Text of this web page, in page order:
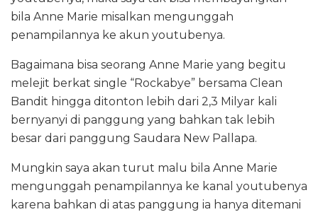
bila Anne Marie misalkan mengunggah
penampilannya ke akun youtubenya.
Bagaimana bisa seorang Anne Marie yang begitu
melejit berkat single “Rockabye” bersama Clean
Bandit hingga ditonton lebih dari 2,3 Milyar kali
bernyanyi di panggung yang bahkan tak lebih
besar dari panggung Saudara New Pallapa.
Mungkin saya akan turut malu bila Anne Marie
mengunggah penampilannya ke kanal youtubenya
karena bahkan di atas panggung ia hanya ditemani